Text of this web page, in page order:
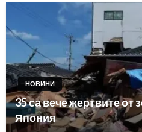
НОВИНИ
35 са вече жертвите от
Япония